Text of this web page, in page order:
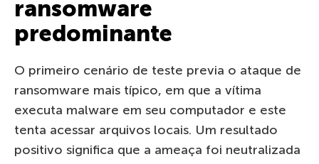
ransomware
predominante
O primeiro cenário de teste previa o ataque de
ransomware mais típico, em que a vítima
executa malware em seu computador e este
tenta acessar arquivos locais. Um resultado
positivo significa que a ameaça foi neutralizada